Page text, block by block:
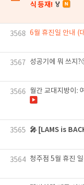
식 등재! 🏅
3568 6월 휴진일 안내 (
3567 성공기에 뭐 쓰지
3566 월간 교대지방이:
3565 🎤 [LAMS is
3564 청주점 5월 휴진